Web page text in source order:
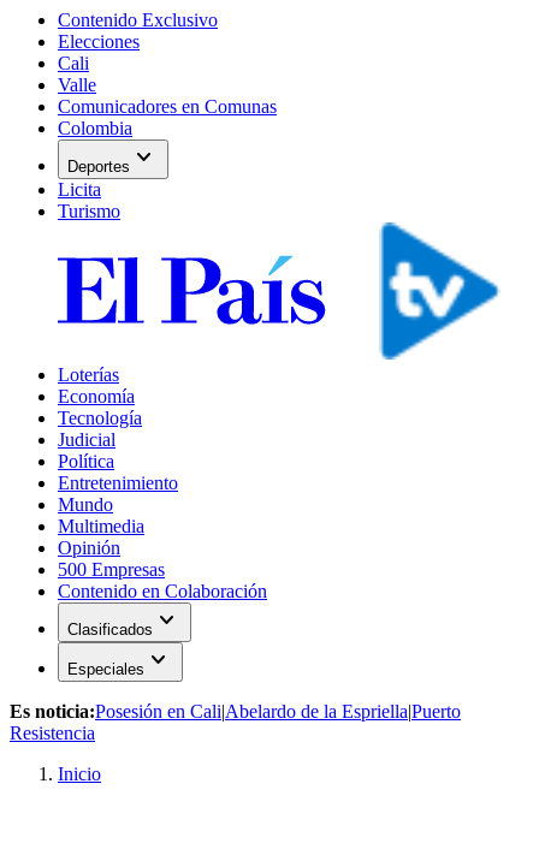
Contenido Exclusivo
Elecciones
Cali
Valle
Comunicadores en Comunas
Colombia
Deportes expand_more
Licita
Turismo
Loterías
Economía
Tecnología
Judicial
Política
Entretenimiento
Mundo
Multimedia
Opinión
500 Empresas
Contenido en Colaboración
Clasificados expand_more
Especiales expand_more
Es noticia:Posesión en Cali|Abelardo de la Espriella|Puerto
Resistencia
Inicio